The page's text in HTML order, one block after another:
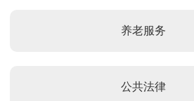
养老服务
公共法律